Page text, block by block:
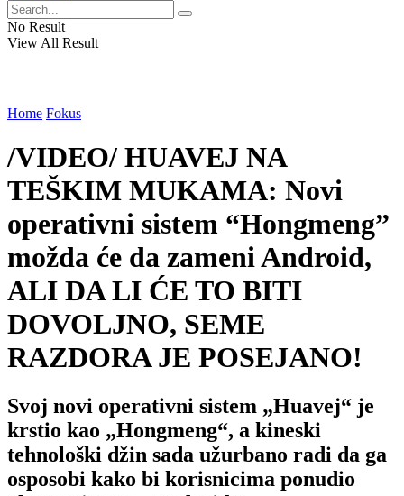
No Result
View All Result
Home Fokus
/VIDEO/ HUAVEJ NA
TEŠKIM MUKAMA: Novi
operativni sistem “Hongmeng”
možda će da zameni Android,
ALI DA LI ĆE TO BITI
DOVOLJNO, SEME
RAZDORA JE POSEJANO!
Svoj novi operativni sistem „Huavej“ je
krstio kao „Hongmeng“, a kineski
tehnološki džin sada užurbano radi da ga
osposobi kako bi korisnicima ponudio